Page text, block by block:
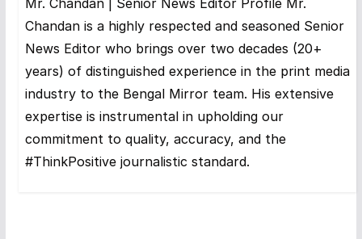
Mr. Chandan | Senior News Editor Profile Mr.
Chandan is a highly respected and seasoned Senior
News Editor who brings over two decades (20+
years) of distinguished experience in the print media
industry to the Bengal Mirror team. His extensive
expertise is instrumental in upholding our
commitment to quality, accuracy, and the
#ThinkPositive journalistic standard.